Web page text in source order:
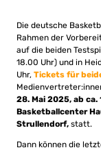
Die deutsche
Rahmen der
auf die beiden
18.00 Uhr) und in
Uhr, Tickets für
28. Mai 2025, ab
Basketballcenter
Strullendorf, statt.
Dann können die